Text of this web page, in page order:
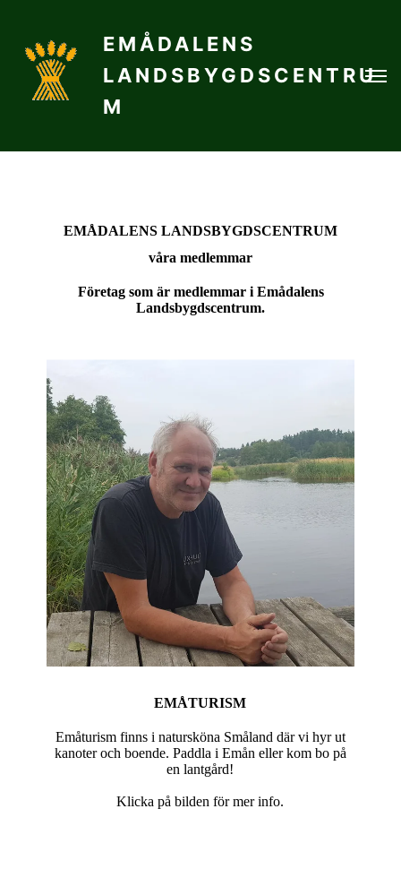
EMÅDALENS
LANDSBYGDSCENTRU
M
EMÅDALENS LANDSBYGDSCENTRUM
våra medlemmar
Företag som är medlemmar i Emådalens
Landsbygdscentrum.
EMÅTURISM
Emåturism finns i natursköna Småland där vi hyr ut
kanoter och boende. Paddla i Emån eller kom bo på
en lantgård!
Klicka på bilden för mer info.